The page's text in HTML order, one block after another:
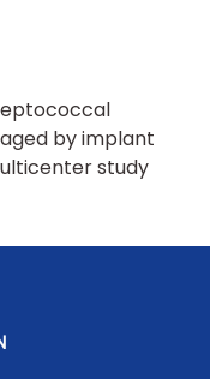
by implant
study